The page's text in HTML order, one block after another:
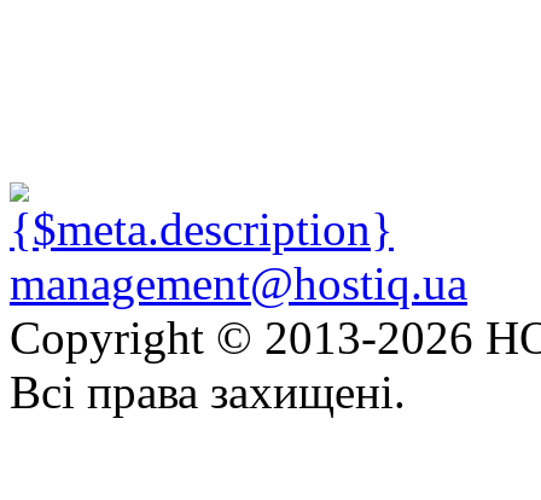
management@hostiq.ua
Copyright © 2013-2026
Всі права захищені.